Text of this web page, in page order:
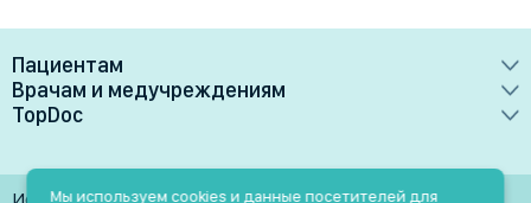
Пациентам
Врачи
Клиники
Лаборатории
Врачам и медучреждениям
Преимущества
TopDoc
Контакты
Мы используем cookies и данные посетителей для